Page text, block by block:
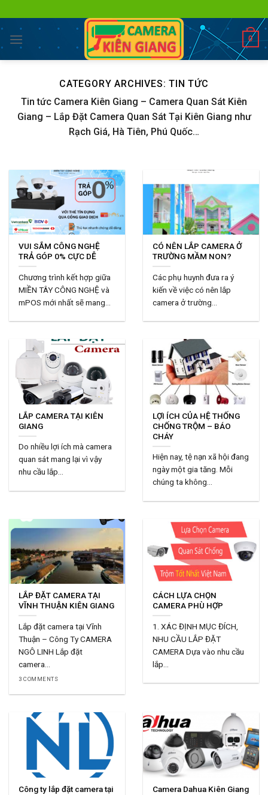
to
content
0
CATEGORY ARCHIVES:TIN TỨC
Tin tức Camera Kiên Giang – Camera Quan Sát Kiên
Giang – Lắp Đặt Camera Quan Sát Tại Kiên Giang như
Rạch Giá, Hà Tiên, Phú Quốc…
VUI SẮM CÔNG NGHỆ
TRẢ GÓP 0% CỰC DỄ
Chương trình kết hợp giữa
MIỀN TÂY CÔNG NGHỆ và
mPOS mới nhất sẽ mang...
CÓ NÊN LẮP CAMERA Ở
TRƯỜNG MẦM NON?
Các phụ huynh đưa ra ý
kiến về việc có nên lắp
camera ở trường...
LẮP CAMERA TẠI KIÊN
GIANG
Do nhiều lợi ích mà camera
quan sát mang lại vì vậy
nhu cầu lắp...
LỢI ÍCH CỦA HỆ THỐNG
CHỐNG TRỘM – BÁO
CHÁY
Hiện nay, tệ nạn xã hội đang
ngày một gia tăng. Mỗi
chúng ta không...
LẮP ĐẶT CAMERA TẠI
VĨNH THUẬN KIÊN GIANG
Lắp đặt camera tại Vĩnh
Thuận – Công Ty CAMERA
NGÔ LINH Lắp đặt
camera...
3 COMMENTS
CÁCH LỰA CHỌN
CAMERA PHÙ HỢP
1. XÁC ĐỊNH MỤC ĐÍCH,
NHU CẦU LẮP ĐẶT
CAMERA Dựa vào nhu cầu
lắp...
Công ty lắp đặt camera tại
Camera Dahua Kiên Giang